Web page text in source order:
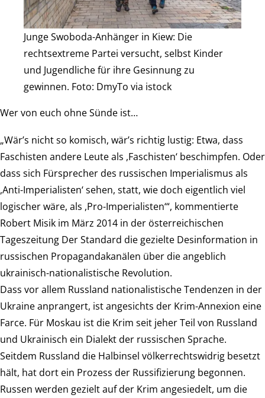
Junge Swoboda-Anhänger in Kiew: Die
rechtsextreme Partei versucht, selbst Kinder
und Jugendliche für ihre Gesinnung zu
gewinnen. Foto: DmyTo via istock
Wer von euch ohne Sünde ist…
„Wär’s nicht so komisch, wär’s richtig lustig: Etwa, dass
Faschisten andere Leute als ,Faschisten‘ beschimpfen. Oder
dass sich Fürsprecher des russischen Imperialismus als
,Anti-Imperialisten‘ sehen, statt, wie doch eigentlich viel
logischer wäre, als ,Pro-Imperialisten‘“, kommentierte
Robert Misik im März 2014 in der österreichischen
Tageszeitung Der Standard die gezielte Desinformation in
russischen Propagandakanälen über die angeblich
ukrainisch-nationalistische Revolution.
Dass vor allem Russland nationalistische Tendenzen in der
Ukraine anprangert, ist angesichts der Krim-Annexion eine
Farce. Für Moskau ist die Krim seit jeher Teil von Russland
und Ukrainisch ein Dialekt der russischen Sprache.
Seitdem Russland die Halbinsel völkerrechtswidrig besetzt
hält, hat dort ein Prozess der Russifizierung begonnen.
Russen werden gezielt auf der Krim angesiedelt, um die